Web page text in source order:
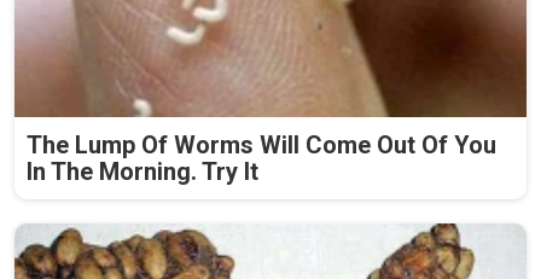
The Lump Of Worms Will Come Out Of You
In The Morning. Try It